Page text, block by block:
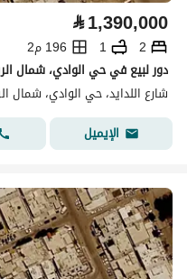
⃁1,390,000
2
1
196 م2
دور لبيع في حي الوادي، شمال
شارع اللدايد، حي الوادي، شمال
الإيميل